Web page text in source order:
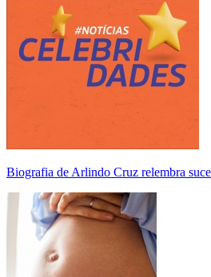
Biografia de Arlindo Cruz relembra